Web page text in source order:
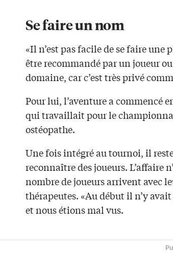
Se faire un nom
«Il n’est pas facile de se faire
être recommandé par un joueur
domaine, car c’est très privé
Pour lui, l’aventure a commencé
qui travaillait pour le
ostéopathe.
Une fois intégré au tournoi, il
reconnaître des joueurs. L’affaire
nombre de joueurs arrivent avec
thérapeutes. «Au début il n’y
et nous étions mal vus.